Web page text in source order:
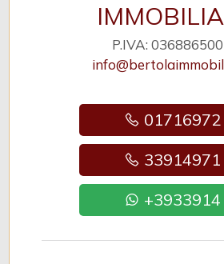
P.IVA:
01716972
33914971
+3933914